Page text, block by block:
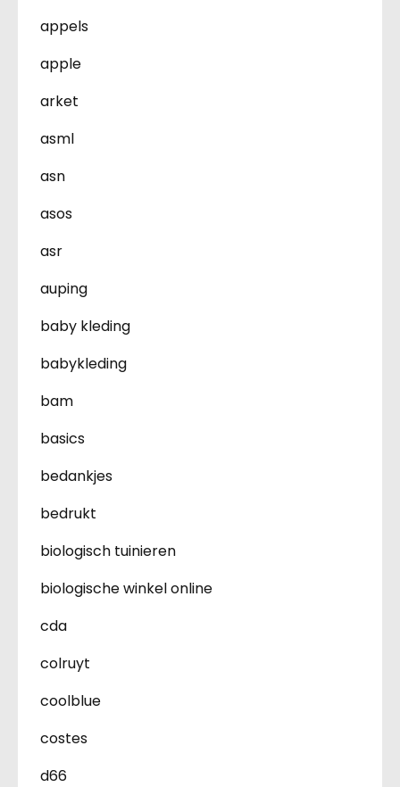
appels
apple
arket
asml
asn
asos
asr
auping
baby kleding
babykleding
bam
basics
bedankjes
bedrukt
biologisch tuinieren
biologische winkel online
cda
colruyt
coolblue
costes
d66